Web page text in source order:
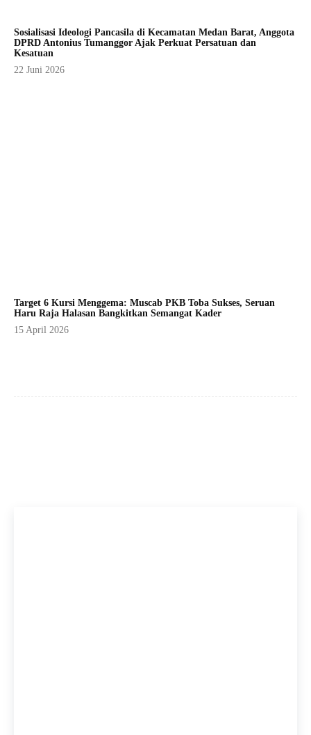
Sosialisasi Ideologi Pancasila di Kecamatan Medan Barat, Anggota
DPRD Antonius Tumanggor Ajak Perkuat Persatuan dan
Kesatuan
22 Juni 2026
Target 6 Kursi Menggema: Muscab PKB Toba Sukses, Seruan
Haru Raja Halasan Bangkitkan Semangat Kader
15 April 2026